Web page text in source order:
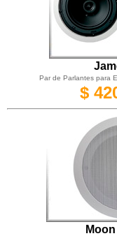
Par de Parlantes para
$